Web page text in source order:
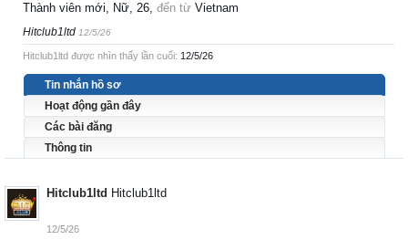
Thành viên mới, Nữ, 26, đến từ Vietnam
Hitclub1ltd 12/5/26
Hitclub1ltd được nhìn thấy lần cuối: 12/5/26
Tin nhắn hồ sơ
Hoạt động gần đây
Các bài đăng
Thông tin
Hitclub1ltd Hitclub1ltd
12/5/26